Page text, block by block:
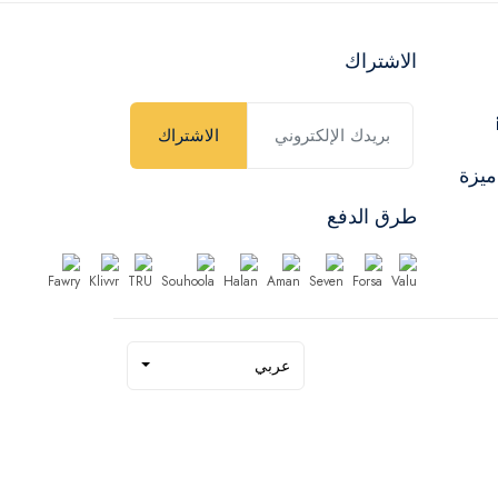
الاشتراك
الاشتراك
طرق الدفع
عربي